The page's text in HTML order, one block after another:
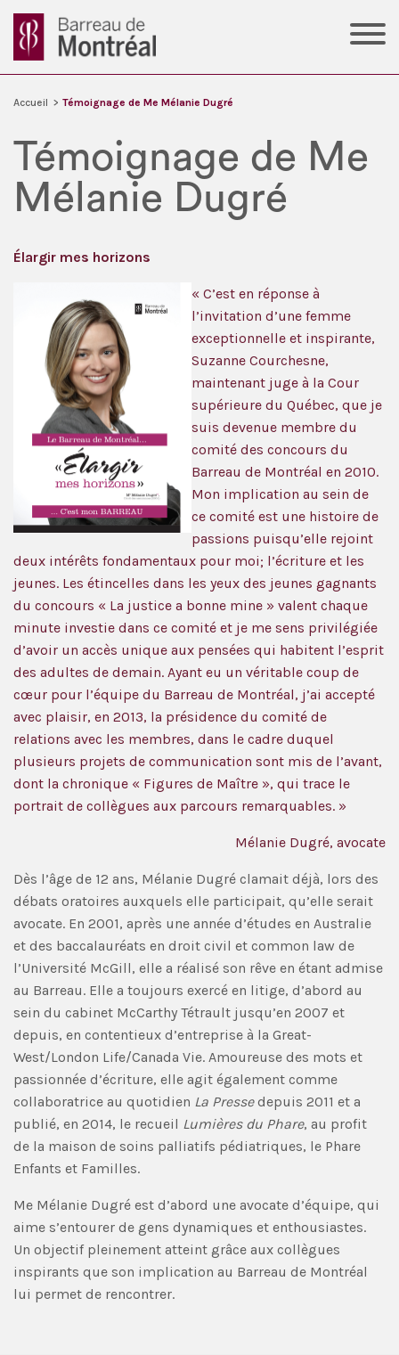
Accueil > Témoignage de Me Mélanie Dugré
Témoignage de Me
Mélanie Dugré
Élargir mes horizons
« C’est en réponse à
l’invitation d’une femme
exceptionnelle et inspirante,
Suzanne Courchesne,
maintenant juge à la Cour
supérieure du Québec, que je
suis devenue membre du
comité des concours du
Barreau de Montréal en 2010.
Mon implication au sein de
ce comité est une histoire de
passions puisqu’elle rejoint
deux intérêts fondamentaux pour moi; l’écriture et les
jeunes. Les étincelles dans les yeux des jeunes gagnants
du concours « La justice a bonne mine » valent chaque
minute investie dans ce comité et je me sens privilégiée
d’avoir un accès unique aux pensées qui habitent l’esprit
des adultes de demain. Ayant eu un véritable coup de
cœur pour l’équipe du Barreau de Montréal, j’ai accepté
avec plaisir, en 2013, la présidence du comité de
relations avec les membres, dans le cadre duquel
plusieurs projets de communication sont mis de l’avant,
dont la chronique « Figures de Maître », qui trace le
portrait de collègues aux parcours remarquables. »
Mélanie Dugré, avocate
Dès l’âge de 12 ans, Mélanie Dugré clamait déjà, lors des
débats oratoires auxquels elle participait, qu’elle serait
avocate. En 2001, après une année d’études en Australie
et des baccalauréats en droit civil et common law de
l’Université McGill, elle a réalisé son rêve en étant admise
au Barreau. Elle a toujours exercé en litige, d’abord au
sein du cabinet McCarthy Tétrault jusqu’en 2007 et
depuis, en contentieux d’entreprise à la Great-
West/London Life/Canada Vie. Amoureuse des mots et
passionnée d’écriture, elle agit également comme
collaboratrice au quotidien La Pressedepuis 2011 et a
publié, en 2014, le recueil Lumières du Phare, au profit
de la maison de soins palliatifs pédiatriques, le Phare
Enfants et Familles.
Me Mélanie Dugré est d’abord une avocate d’équipe, qui
aime s’entourer de gens dynamiques et enthousiastes.
Un objectif pleinement atteint grâce aux collègues
inspirants que son implication au Barreau de Montréal
lui permet de rencontrer.